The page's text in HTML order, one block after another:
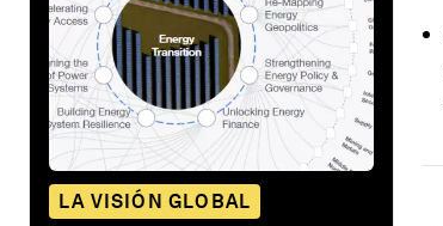
LA VISIÓN GLOBAL